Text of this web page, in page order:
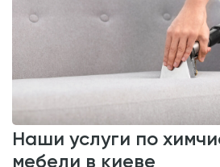
наши услуги по химчистке мягкой
мебели в киеве